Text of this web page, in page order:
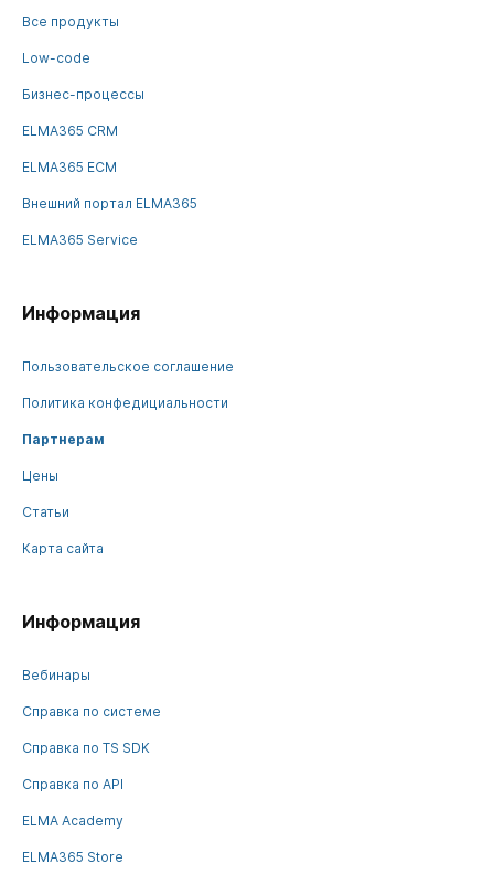
Все продукты
Low-code
Бизнес-процессы
ELMA365 CRM
ELMA365 ECM
Внешний портал ELMA365
ELMA365 Service
Информация
Пользовательское соглашение
Политика конфедициальности
Партнерам
Цены
Статьи
Карта сайта
Информация
Вебинары
Справка по системе
Справка по TS SDK
Справка по API
ELMA Academy
ELMA365 Store